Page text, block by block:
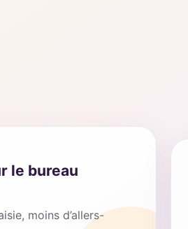
le bureau
moins d’allers-